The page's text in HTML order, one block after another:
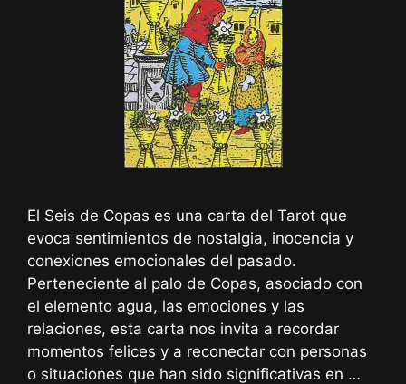
El Seis de Copas es una carta del Tarot que
evoca sentimientos de nostalgia, inocencia y
conexiones emocionales del pasado.
Perteneciente al palo de Copas, asociado con
el elemento agua, las emociones y las
relaciones, esta carta nos invita a recordar
momentos felices y a reconectar con personas
o situaciones que han sido significativas en …